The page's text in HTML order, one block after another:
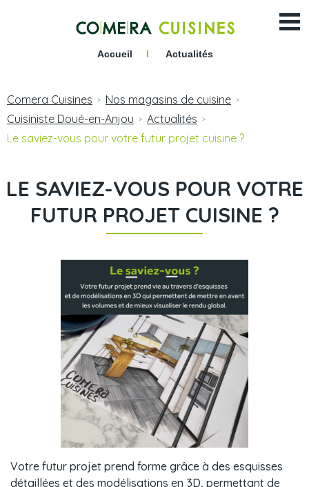
Accueil I Actualités
Comera Cuisines > Nos magasins de cuisine >
Cuisiniste Doué-en-Anjou > Actualités >
Le saviez-vous pour votre futur projet cuisine ?
LE SAVIEZ-VOUS POUR VOTRE
FUTUR PROJET CUISINE ?
Votre futur projet prend forme grâce à des esquisses
détaillées et des modélisations en 3D, permettant de